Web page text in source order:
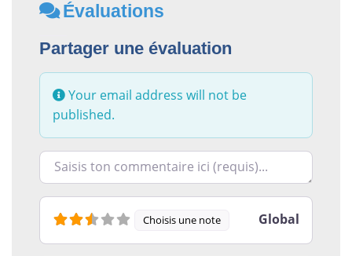
Évaluations
Partager une évaluation
Your email address will not be
published.
Racontez-nous ce que vous avez le plus et le
Choisis une note Global